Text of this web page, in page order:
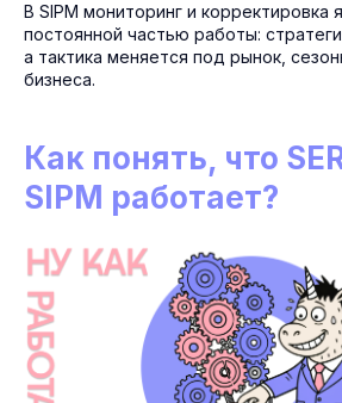
В SIPM мониторинг и корректировка
постоянной частью работы:
а тактика меняется под рынок,
бизнеса.
Как понять, что
SIPM работает?